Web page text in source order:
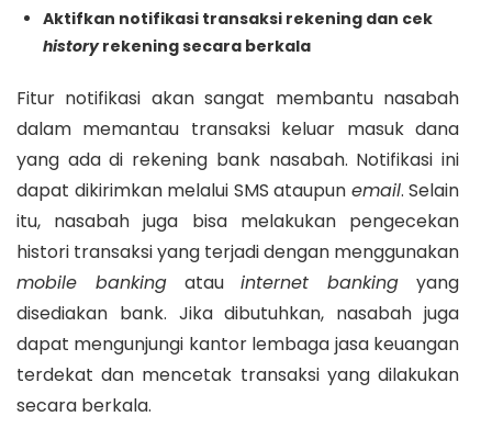
Aktifkan notifikasi transaksi rekening dan cek
historyrekening secara berkala
Fitur notifikasi akan sangat membantu nasabah
dalam memantau transaksi keluar masuk dana
yang ada di rekening bank nasabah. Notifikasi ini
dapat dikirimkan melalui SMS ataupun email. Selain
itu, nasabah juga bisa melakukan pengecekan
histori transaksi yang terjadi dengan menggunakan
mobile bankingatauinternet banking yang
disediakan bank. Jika dibutuhkan, nasabah juga
dapat mengunjungi kantor lembaga jasa keuangan
terdekat dan mencetak transaksi yang dilakukan
secara berkala.